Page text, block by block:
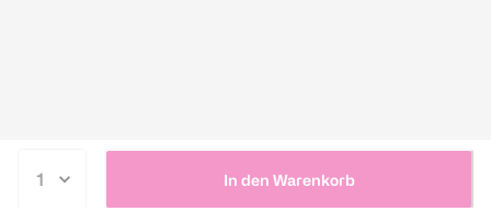
In den Warenkorb